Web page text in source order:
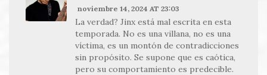
noviembre 14, 2024 AT 23:03
La verdad? Jinx está mal escrita en esta
temporada. No es una villana, no es una
víctima, es un montón de contradicciones
sin propósito. Se supone que es caótica,
pero su comportamiento es predecible.